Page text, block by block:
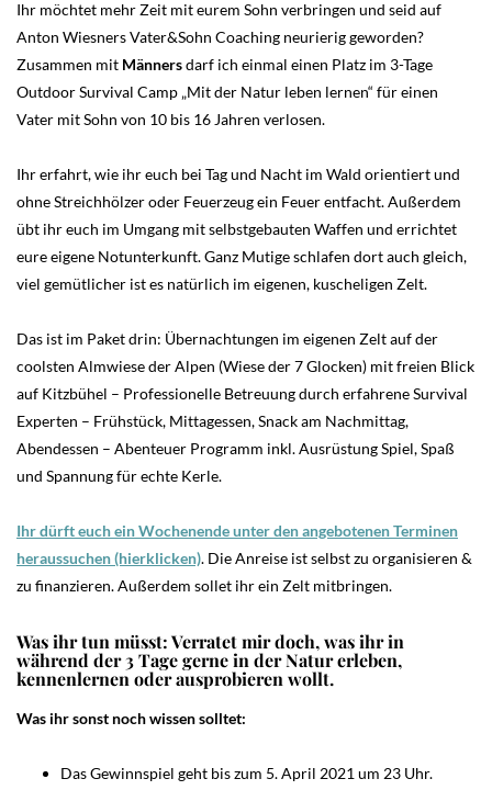
Ihr möchtet mehr Zeit mit eurem Sohn verbringen und seid auf
Anton Wiesners Vater&Sohn Coaching neurierig geworden?
Zusammen mit Männersdarf ich einmal einen Platz im 3-Tage
Outdoor Survival Camp „Mit der Natur leben lernen“ für einen
Vater mit Sohn von 10 bis 16 Jahren verlosen.
Ihr erfahrt, wie ihr euch bei Tag und Nacht im Wald orientiert und
ohne Streichhölzer oder Feuerzeug ein Feuer entfacht. Außerdem
übt ihr euch im Umgang mit selbstgebauten Waffen und errichtet
eure eigene Notunterkunft. Ganz Mutige schlafen dort auch gleich,
viel gemütlicher ist es natürlich im eigenen, kuscheligen Zelt.
Das ist im Paket drin: Übernachtungen im eigenen Zelt auf der
coolsten Almwiese der Alpen (Wiese der 7 Glocken) mit freien Blick
auf Kitzbühel – Professionelle Betreuung durch erfahrene Survival
Experten – Frühstück, Mittagessen, Snack am Nachmittag,
Abendessen – Abenteuer Programm inkl. Ausrüstung Spiel, Spaß
und Spannung für echte Kerle.
Ihr dürft euch ein Wochenende unter den angebotenen Terminen
heraussuchen (hierklicken). Die Anreise ist selbst zu organisieren &
zu finanzieren. Außerdem sollet ihr ein Zelt mitbringen.
Was ihr tun müsst: Verratet mir doch, was ihr in
während der 3 Tage gerne in der Natur erleben,
kennenlernen oder ausprobieren wollt.
Was ihr sonst noch wissen solltet:
Das Gewinnspiel geht bis zum 5. April 2021 um 23 Uhr.